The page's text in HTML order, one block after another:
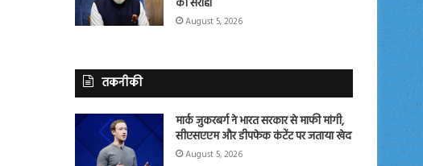
August 5, 2026
तकनीकी
मार्क जुकरबर्ग ने भारत सरकार से माफी मांगी,
सीएसएएम और डीपफेक कंटेंट पर जताया खेद
August 5, 2026